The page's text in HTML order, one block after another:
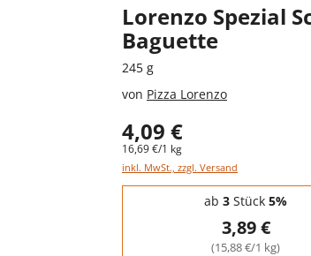
Lorenzo Spezial
Baguette
245 g
von Pizza Lorenzo
4,09 €
16,69 €/1 kg
inkl. MwSt., zzgl. Versand
Staffelpreise - Mengenrabatt
ab 3 Stück 5%
3,89 €
(15,88 €/1 kg)